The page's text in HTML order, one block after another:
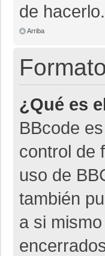
de hacerlo.
Arriba
¿Qué es
BBcode
control de
uso de
también
a si